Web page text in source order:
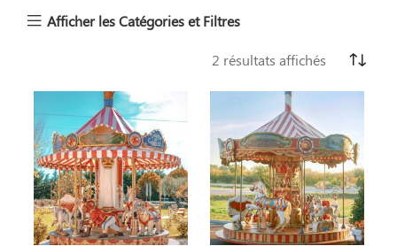
Afficher les Catégories et Filtres
2 résultats affichés